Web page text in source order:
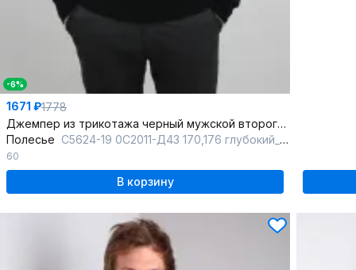
-6%
1671 ₽1778
Джемпер из трикотажа черный мужской второго слоя, демисезон
Полесье С5624-19 0С2011-Д43 170,176 глубокий_черный
60
В корзину